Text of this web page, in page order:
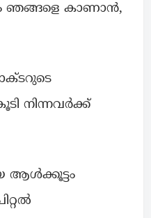
ഞങ്ങളെ കാണാൻ,
നിന്നവർക്ക്
ആൾക്കൂട്ടം